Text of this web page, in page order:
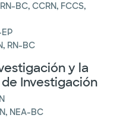
BC, CCRN, FCCS,
RN-BC
y la
Investigación
NEA-BC